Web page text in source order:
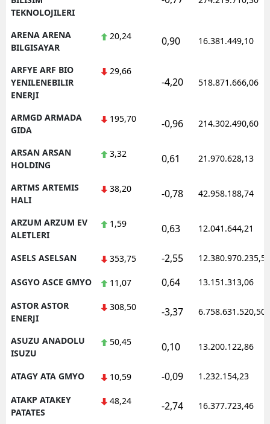
TEKNOLOJILERI
ARENA ARENA
BILGISAYAR
20,24 0,90 16.381.449,10
ARFYE ARF BIO
YENILENEBILIR
ENERJI
29,66
-4,20 518.871.666,06
ARMGD ARMADA
GIDA
195,70 -0,96 214.302.490,60
ARSAN ARSAN
HOLDING
3,32 0,61 21.970.628,13
ARTMS ARTEMIS
HALI
38,20 -0,78 42.958.188,74
ARZUM ARZUM EV
ALETLERI
1,59 0,63 12.041.644,21
ASELS ASELSAN 353,75 -2,55 12.380.970.235,50
ASGYO ASCE GMYO 11,07 0,64 13.151.313,06
ASTOR ASTOR
ENERJI
308,50 -3,37 6.758.631.520,50
ASUZU ANADOLU
ISUZU
50,45 0,10 13.200.122,86
ATAGY ATA GMYO 10,59 -0,09 1.232.154,23
ATAKP ATAKEY
PATATES
48,24 -2,74 16.377.723,46